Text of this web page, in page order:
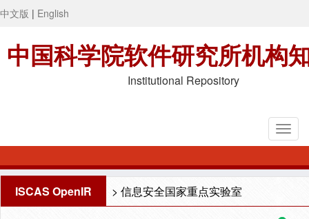
中文版 | English
中国科学院软件研究所机构
Institutional Repository
ISCAS OpenIR > 信息安全国家重点实验室